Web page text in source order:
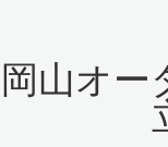
岡山オ